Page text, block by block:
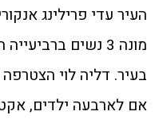
העיר עדי פרילינג
מונה 3 נשים
אם לארבעה ילדים,